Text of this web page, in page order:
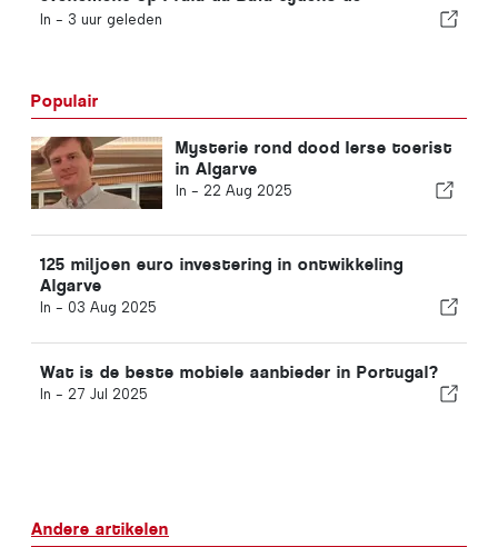
zonsverduistering in Portugal
In - 3 uur geleden
Populair
Mysterie rond dood Ierse toerist
in Algarve
In - 22 Aug 2025
125 miljoen euro investering in ontwikkeling
Algarve
In - 03 Aug 2025
Wat is de beste mobiele aanbieder in Portugal?
In - 27 Jul 2025
Andere artikelen